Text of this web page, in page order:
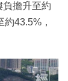
擔升至約
43.5%，